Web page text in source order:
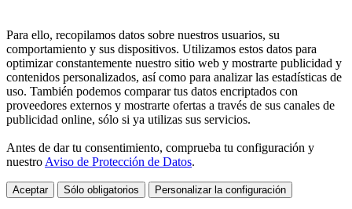
Para ello, recopilamos datos sobre nuestros usuarios, su
comportamiento y sus dispositivos. Utilizamos estos datos para
optimizar constantemente nuestro sitio web y mostrarte publicidad y
contenidos personalizados, así como para analizar las estadísticas de
uso. También podemos comparar tus datos encriptados con
proveedores externos y mostrarte ofertas a través de sus canales de
publicidad online, sólo si ya utilizas sus servicios.
Antes de dar tu consentimiento, comprueba tu configuración y
nuestro Aviso de Protección de Datos.
Aceptar Sólo obligatorios Personalizar la configuración